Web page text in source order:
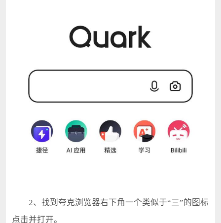
2、找到夸克浏览器右下角一个类似于“三”的图标
点击并打开。